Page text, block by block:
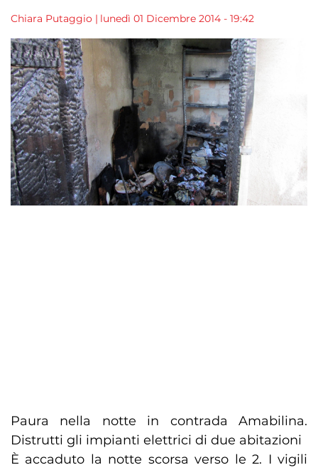
Chiara Putaggio | lunedì 01 Dicembre 2014 - 19:42
Paura nella notte in contrada Amabilina.
Distrutti gli impianti elettrici di due abitazioni
È accaduto la notte scorsa verso le 2. I vigili